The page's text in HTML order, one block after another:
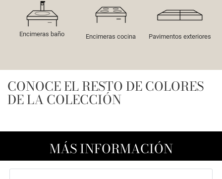
Encimeras baño Encimeras cocina Pavimentos exteriores
CONOCE EL RESTO DE COLORES
DE LA COLECCIÓN
MÁS INFORMACIÓN